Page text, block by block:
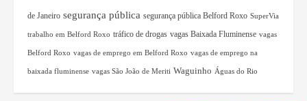
de Janeiro segurança pública segurança pública Belford Roxo SuperVia
trabalho em Belford Roxo tráfico de drogas vagas Baixada Fluminense vagas
Belford Roxo vagas de emprego em Belford Roxo vagas de emprego na
baixada fluminense vagas São João de Meriti Waguinho Águas do Rio